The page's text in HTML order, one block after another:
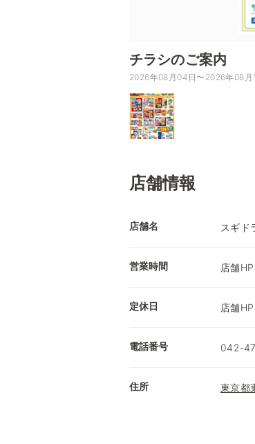
チラシのご案内
2026年08月04日〜2026年08月
店舗情報
店舗名 スギド
営業時間 店舗
定休日 店舗
電話番号 042-
住所 東京都